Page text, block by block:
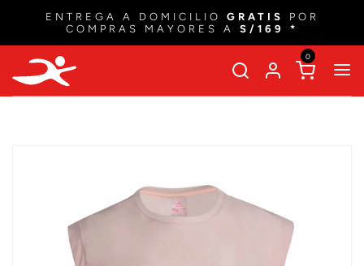
ENTREGA A DOMICILIO GRATIS
POR
COMPRAS MAYORES A S/169 *
0